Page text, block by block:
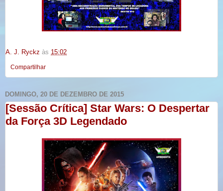
A. J. Ryckz às 15:02
Compartilhar
DOMINGO, 20 DE DEZEMBRO DE 2015
[Sessão Crítica] Star Wars: O Despertar
da Força 3D Legendado